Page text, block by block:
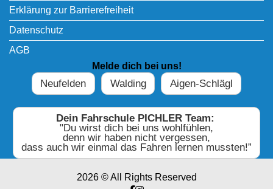
Erklärung zur Barrierefreiheit
Datenschutz
AGB
Melde dich bei uns!
Neufelden Walding Aigen-Schlägl
Dein Fahrschule PICHLER Team:
"Du wirst dich bei uns wohlfühlen,
denn wir haben nicht vergessen,
dass auch wir einmal das Fahren lernen mussten!”
2026 © All Rights Reserved